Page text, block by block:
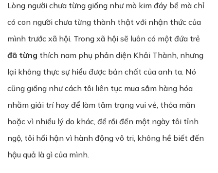
Lòng người chưa từng giống như mò kim đáy bể mà chỉ
có con người chưa từng thành thật với nhận thức của
mình trước xã hội. Trong xã hội sẽ luôn có một đứa trẻ
đã từng thích nam phụ phản diện Khải Thành, nhưng
lại không thực sự hiểu được bản chất của anh ta. Nó
cũng giống như cách tôi liên tục mua sắm hàng hóa
nhằm giải trí hay để làm tâm trạng vui vẻ, thỏa mãn
hoặc vì nhiều lý do khác, để rồi đến một ngày tôi tỉnh
ngộ, tôi hối hận vì hành động vô tri, không hề biết đến
hậu quả là gì của mình.